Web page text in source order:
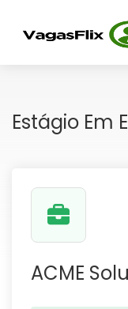
Estágio Em
ACME